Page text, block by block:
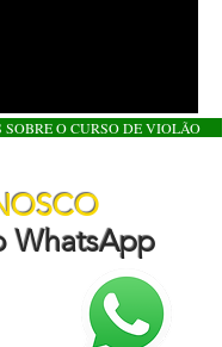
O CURSO DE VIOLÃO